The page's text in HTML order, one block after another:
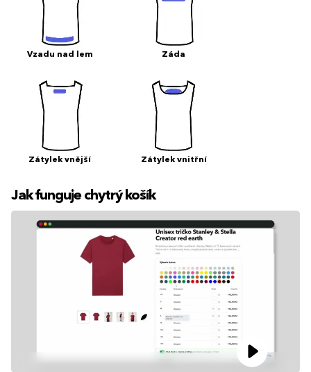
Vzadu nad lem Záda
Zátylek vnější Zátylek vnitřní
Jak funguje chytrý košík